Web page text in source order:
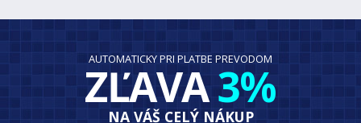
AUTOMATICKY PRI PLATBE PREVODOM
ZĽAVA3%
NA VÁŠ CELÝ NÁKUP